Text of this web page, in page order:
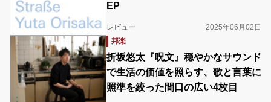
EP
レビュー
2025年06月02日
邦楽
折坂悠太『呪文』穏やかなサウンド
で生活の価値を照らす、歌と言葉に
照準を絞った間口の広い4枚目